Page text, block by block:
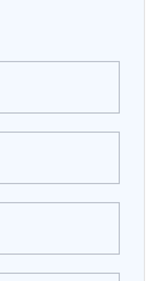
davanti ai loro